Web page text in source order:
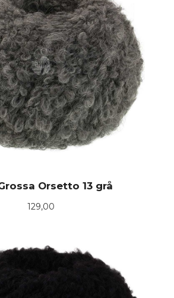
Orsetto 13 grå
Pris
129,00